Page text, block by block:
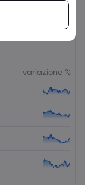
variazione %